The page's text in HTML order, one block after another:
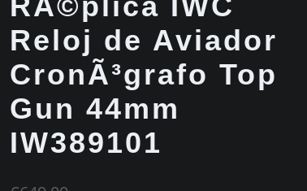
RÃ©plica IWC
Reloj de Aviador
CronÃ³grafo Top
Gun 44mm
IW389101